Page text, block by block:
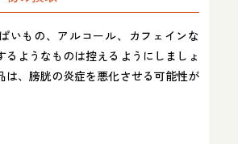
いもの、アルコール、カフェインな
るようなものは控えるようにしましょ
は、膀胱の炎症を悪化させる可能性が